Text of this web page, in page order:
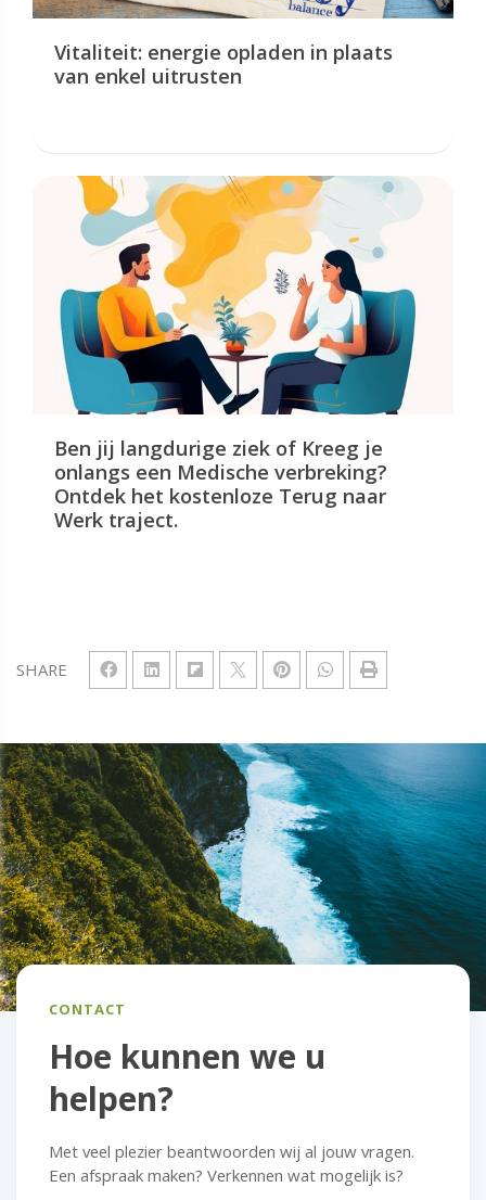
SHARE
Vitaliteit: energie opladen in plaats
van enkel uitrusten
Ben jij langdurige ziek of Kreeg je
onlangs een Medische verbreking?
Ontdek het kostenloze Terug naar
Werk traject.
CONTACT
Hoe kunnen we u
helpen?
Met veel plezier beantwoorden wij al jouw vragen.
Een afspraak maken? Verkennen wat mogelijk is?